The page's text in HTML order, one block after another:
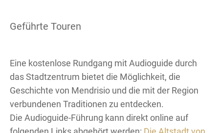
Geführte Touren
Eine kostenlose Rundgang mit Audioguide durch
das Stadtzentrum bietet die Möglichkeit, die
Geschichte von Mendrisio und die mit der Region
verbundenen Traditionen zu entdecken.
Die Audioguide-Führung kann direkt online auf